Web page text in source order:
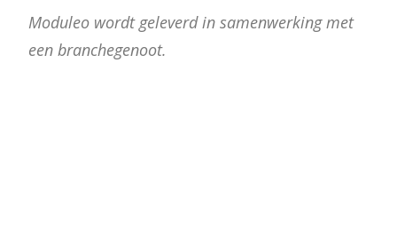
Moduleo wordt geleverd in samenwerking met
een branchegenoot.